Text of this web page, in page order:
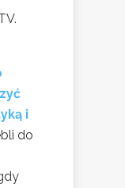
i
do